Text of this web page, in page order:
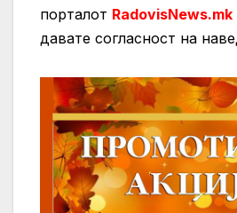
порталот RadovisNews.mk
давате согласност на